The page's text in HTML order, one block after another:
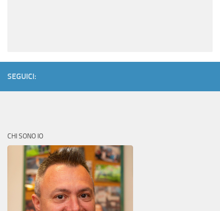
SEGUICI:
CHI SONO IO